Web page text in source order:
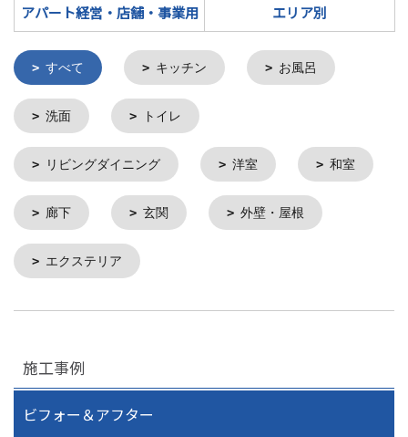
アパート経営・店舗・事業用
エリア別
すべて キッチン お風呂
洗面 トイレ
リビングダイニング 洋室 和室
廊下 玄関 外壁・屋根
エクステリア
施工事例
ビフォー＆アフター